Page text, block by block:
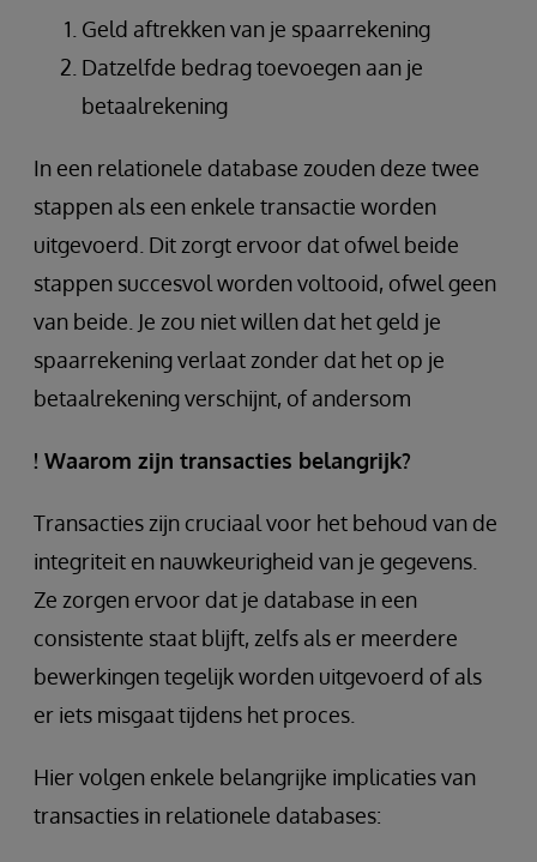
Geld aftrekken van je spaarrekening
Datzelfde bedrag toevoegen aan je
betaalrekening
In een relationele database zouden deze twee
stappen als een enkele transactie worden
uitgevoerd. Dit zorgt ervoor dat ofwel beide
stappen succesvol worden voltooid, ofwel geen
van beide. Je zou niet willen dat het geld je
spaarrekening verlaat zonder dat het op je
betaalrekening verschijnt, of andersom
! Waarom zijn transacties belangrijk?
Transacties zijn cruciaal voor het behoud van de
integriteit en nauwkeurigheid van je gegevens.
Ze zorgen ervoor dat je database in een
consistente staat blijft, zelfs als er meerdere
bewerkingen tegelijk worden uitgevoerd of als
er iets misgaat tijdens het proces.
Hier volgen enkele belangrijke implicaties van
transacties in relationele databases: